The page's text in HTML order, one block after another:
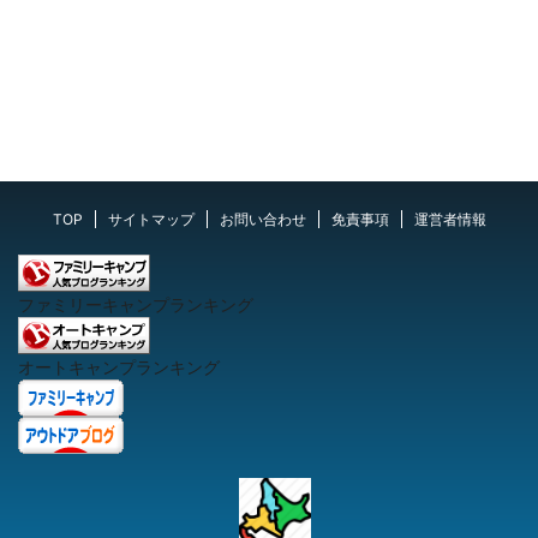
TOP サイトマップ お問い合わせ 免責事項 運営者情報
ファミリーキャンプランキング
オートキャンプランキング